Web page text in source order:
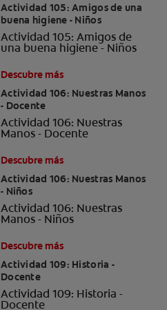
Actividad 105: Amigos de una
buena higiene - Niños
Actividad 105: Amigos de
una buena higiene - Niños
Descubre más
Actividad 106: Nuestras Manos
- Docente
Actividad 106: Nuestras
Manos - Docente
Descubre más
Actividad 106: Nuestras Manos
- Niños
Actividad 106: Nuestras
Manos - Niños
Descubre más
Actividad 109: Historia -
Docente
Actividad 109: Historia -
Docente